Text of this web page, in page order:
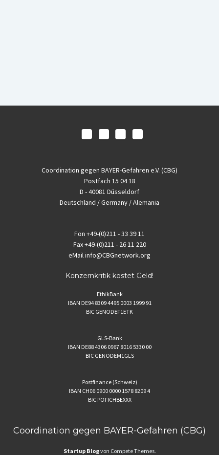
Coordination gegen BAYER-Gefahren e.V. (CBG)
Postfach 15 04 18
D - 40081 Düsseldorf
Deutschland / Germany / Alemania
Fon +49-(0)211 - 33 39 11
Fax+49-(0)211 - 26 11 220
eMailinfo@CBGnetwork.org
Konzernkritik kostet Geld!
EthikBank
IBAN DE94 8309 4495 0003 1999 91
BIC GENODEF1ETK
GLS-Bank
IBAN DE88 4306 0967 8016 5330 00
BIC GENODEM1GLS
Postfinance (Schweiz)
IBAN CH06 0900 0000 1578 8209 4
BIC POFICHBEXXX
Coordination gegen BAYER-Gefahren (CBG)
Startup Blogvon Compete Themes.